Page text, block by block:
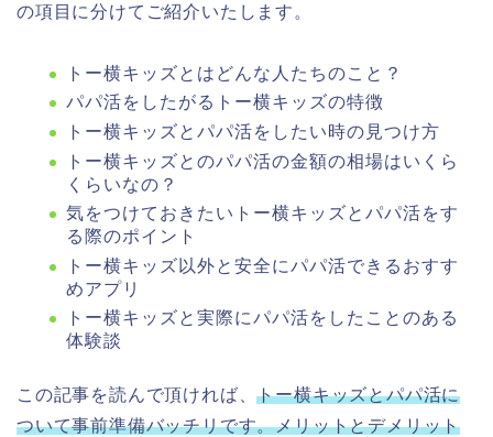
の項目に分けてご紹介いたします。
トー横キッズとはどんな人たちのこと？
パパ活をしたがるトー横キッズの特徴
トー横キッズとパパ活をしたい時の見つけ方
トー横キッズとのパパ活の金額の相場はいくら
くらいなの？
気をつけておきたいトー横キッズとパパ活をす
る際のポイント
トー横キッズ以外と安全にパパ活できるおすす
めアプリ
トー横キッズと実際にパパ活をしたことのある
体験談
この記事を読んで頂ければ、トー横キッズとパパ活に
ついて事前準備バッチリです。メリットとデメリット